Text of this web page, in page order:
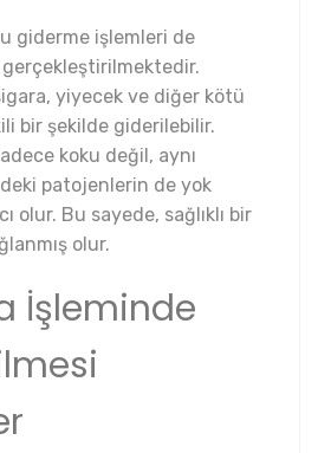
giderme işlemleri de
gerçekleştirilmektedir.
yiyecek ve diğer kötü
bir şekilde giderilebilir.
koku değil, aynı
patojenlerin de yok
olur. Bu sayede, sağlıklı bir
olur.
İşleminde